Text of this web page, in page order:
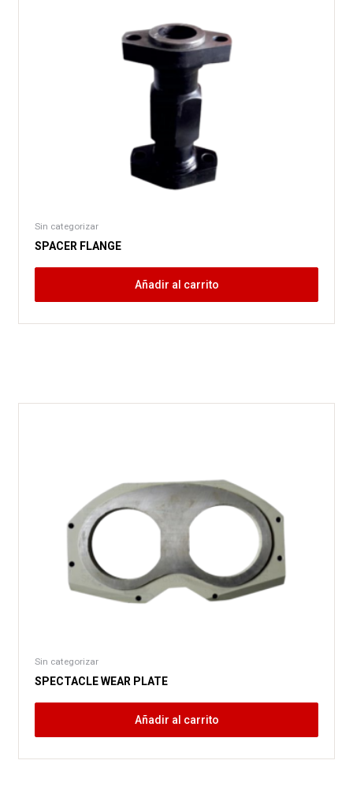
Sin categorizar
SPACER FLANGE
Añadir al carrito
Sin categorizar
SPECTACLE WEAR PLATE
Añadir al carrito